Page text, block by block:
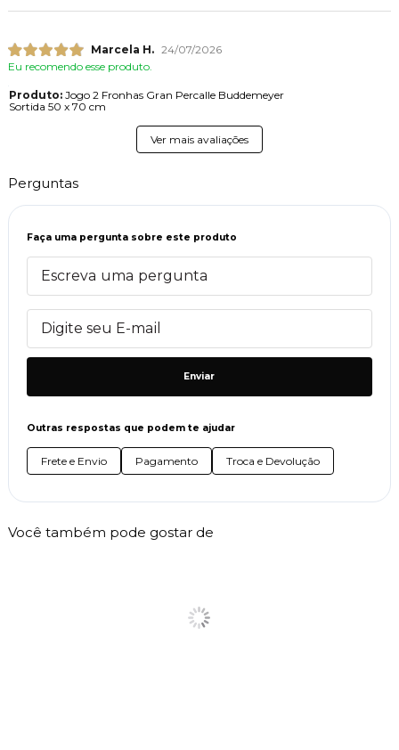
Marcela H. 24/07/2026
Eu recomendo esse produto.
Produto:Jogo 2 Fronhas Gran Percalle Buddemeyer
Sortida 50 x 70 cm
Ver mais avaliações
Perguntas
Faça uma pergunta sobre este produto
Enviar
Outras respostas que podem te ajudar
Frete e Envio Pagamento Troca e Devolução
Você também pode gostar de